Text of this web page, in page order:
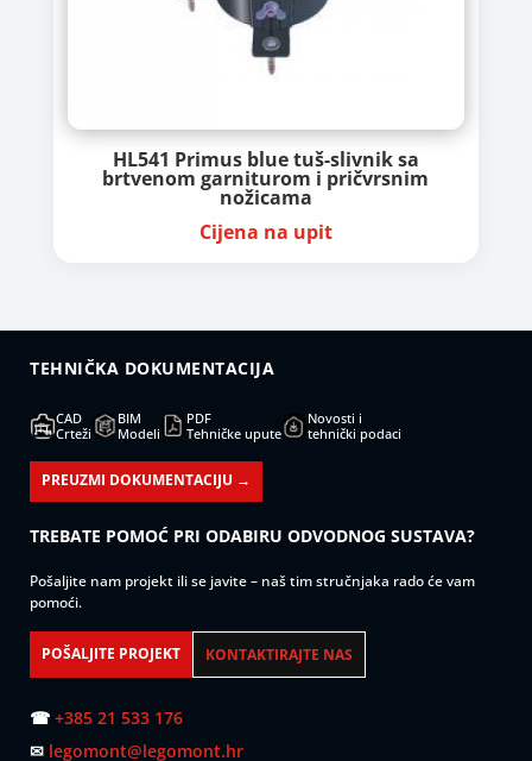
HL541 Primus blue tuš-slivnik sa
brtvenom garniturom i pričvrsnim
nožicama
Cijena na upit
TEHNIČKA DOKUMENTACIJA
CAD
Crteži
BIM
Modeli
PDF
Tehničke upute
Novosti i
tehnički podaci
PREUZMI DOKUMENTACIJU →
TREBATE POMOĆ PRI ODABIRU ODVODNOG SUSTAVA?
Pošaljite nam projekt ili se javite – naš tim stručnjaka rado će vam
pomoći.
POŠALJITE PROJEKT KONTAKTIRAJTE NAS
☎ +385 21 533 176
✉ legomont@legomont.hr